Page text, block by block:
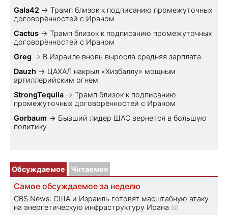
Gala42 → Трамп близок к подписанию промежуточных
договорённостей с Ираном
Cactus → Трамп близок к подписанию промежуточных
договорённостей с Ираном
Greg → В Израиле вновь выросла средняя зарплата
Dauzh → ЦАХАЛ накрыл «Хизбаллу» мощным
артиллерийским огнем
StrongTequila → Трамп близок к подписанию
промежуточных договорённостей с Ираном
Gorbaum → Бывший лидер ШАС вернется в большую
политику
Обсуждаемое Читаемое
Самое обсуждаемое за неделю
CBS News: США и Израиль готовят масштабную атаку
на энергетическую инфраструктуру Ирана (9)